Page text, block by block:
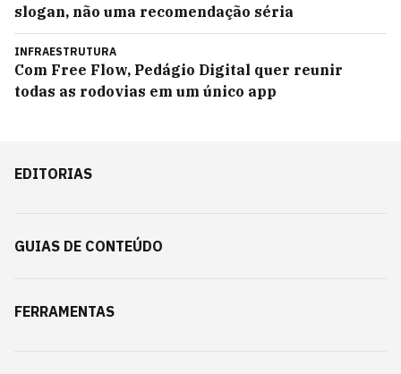
slogan, não uma recomendação séria
INFRAESTRUTURA
Com Free Flow, Pedágio Digital quer reunir
todas as rodovias em um único app
EDITORIAS
GUIAS DE CONTEÚDO
FERRAMENTAS